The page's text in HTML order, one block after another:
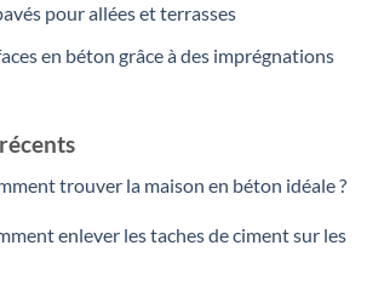
pour allées et terrasses
en béton grâce à des imprégnations
trouver la maison en béton idéale ?
enlever les taches de ciment sur les